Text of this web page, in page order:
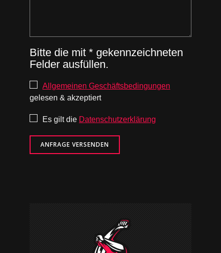
Bitte die mit * gekennzeichneten
Felder ausfüllen.
Allgemeinen Geschäftsbedingungen
gelesen & akzeptiert
Es gilt die Datenschutzerklärung